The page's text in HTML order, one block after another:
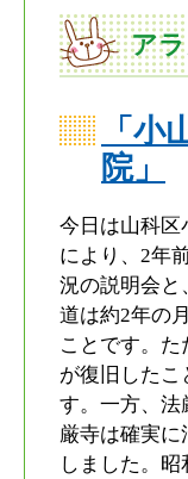
ア
「
院」
今日は山科区
により、2年
況の説明会と
道は約2年の
ことです。
が復旧した
す。一方、法
厳寺は確実
しました。